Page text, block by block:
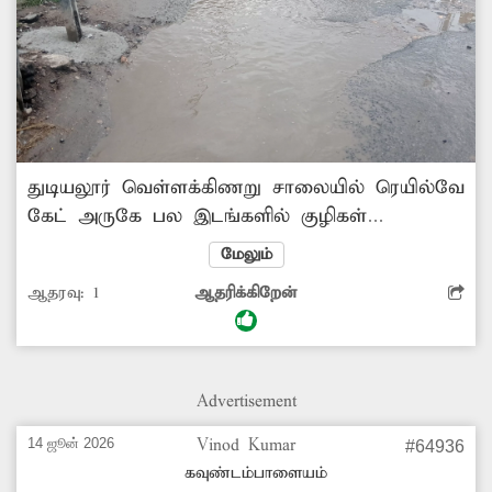
துடியலூர் –வெள்ளக்கிணறு சாலையில் ெரயில்வே
கேட் அருகே பல இடங்களில் குழிகள்
காணப்படுகின்றன. இதனால் அந்த வழியாக
சென்று வரும் இருசக்கர வாகன ஓட்டிகள் தவறி
விழுந்து காயம் அடைந்து வருகின்றனர்.
குறிப்பாக இரவில் குழிகள் இருப்பது
வருகின்றன. இதுகுறித்து பலமுறை
எடுக்கவில்லை. எனவே இனிமேலாவது அந்த
சாலையை சீரமைக்க அதிகாரிகள் முன்வர
மேலும்
ஆதரவு: 1 ஆதரிக்கிறேன்
Advertisement
14 ஜூன் 2026
Vinod Kumar
கவுண்டம்பாளையம்
#64936